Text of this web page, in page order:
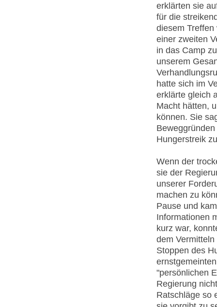
erklärten sie
für die
diesem
einer zweiten
in das Camp
unserem
hatte sich im
erklärte gleich
Macht hätten,
können. Sie
Hungerstreik
Wenn der
sie der
unserer
machen zu
Pause und
Informationen
kurz war,
dem
Stoppen des
"persönlichen
Regierung
Ratschläge so